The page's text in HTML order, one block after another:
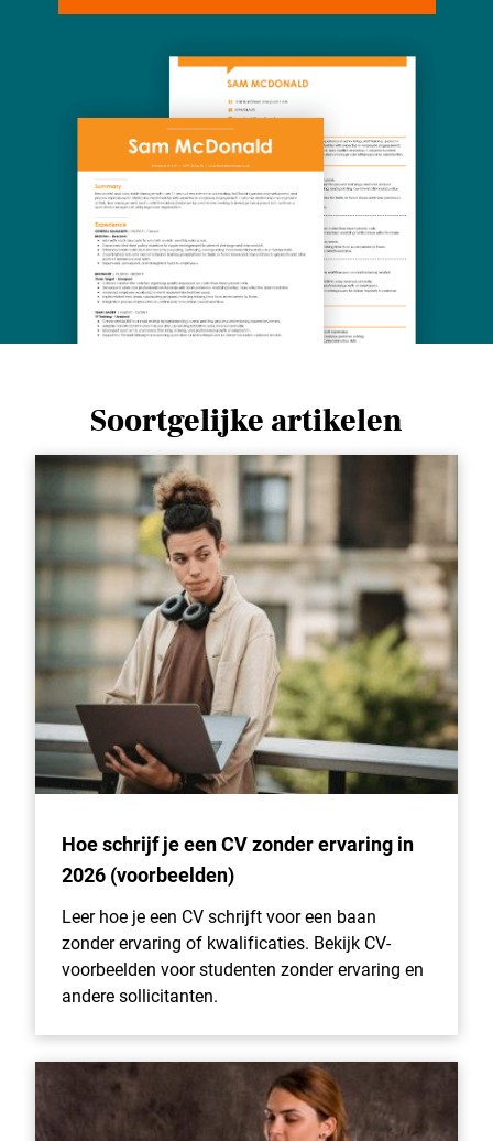
Soortgelijke artikelen
Hoe schrijf je een CV zonder ervaring in
2026 (voorbeelden)
Leer hoe je een CV schrijft voor een baan
zonder ervaring of kwalificaties. Bekijk CV-
voorbeelden voor studenten zonder ervaring en
andere sollicitanten.